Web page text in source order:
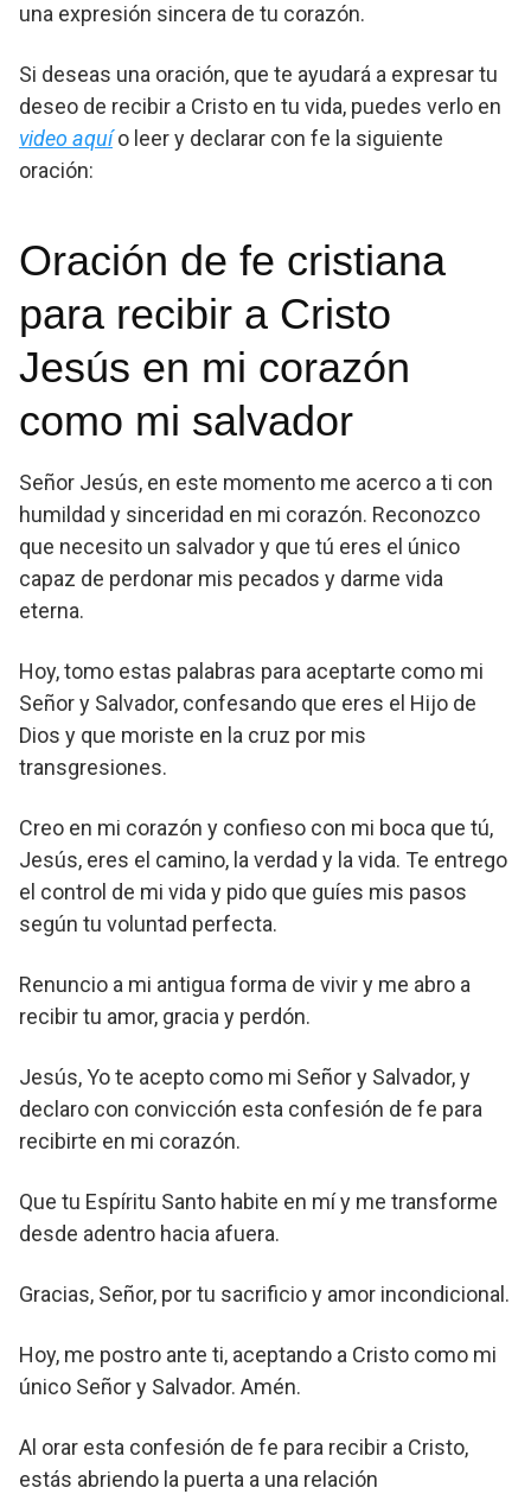
una expresión sincera de tu corazón.
Si deseas una oración, que te ayudará a expresar tu
deseo de recibir a Cristo en tu vida, puedes verlo en
video aquí o leer y declarar con fe la siguiente
oración:
Oración de fe cristiana
para recibir a Cristo
Jesús en mi corazón
como mi salvador
Señor Jesús, en este momento me acerco a ti con
humildad y sinceridad en mi corazón. Reconozco
que necesito un salvador y que tú eres el único
capaz de perdonar mis pecados y darme vida
eterna.
Hoy, tomo estas palabras para aceptarte como mi
Señor y Salvador, confesando que eres el Hijo de
Dios y que moriste en la cruz por mis
transgresiones.
Creo en mi corazón y confieso con mi boca que tú,
Jesús, eres el camino, la verdad y la vida. Te entrego
el control de mi vida y pido que guíes mis pasos
según tu voluntad perfecta.
Renuncio a mi antigua forma de vivir y me abro a
recibir tu amor, gracia y perdón.
Jesús, Yo te acepto como mi Señor y Salvador, y
declaro con convicción esta confesión de fe para
recibirte en mi corazón.
Que tu Espíritu Santo habite en mí y me transforme
desde adentro hacia afuera.
Gracias, Señor, por tu sacrificio y amor incondicional.
Hoy, me postro ante ti, aceptando a Cristo como mi
único Señor y Salvador. Amén.
Al orar esta confesión de fe para recibir a Cristo,
estás abriendo la puerta a una relación